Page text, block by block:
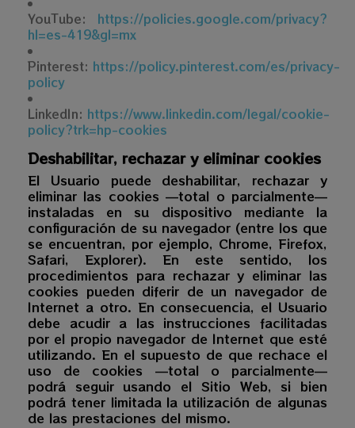
YouTube: https://policies.google.com/privacy?
hl=es-419&gl=mx
Pinterest: https://policy.pinterest.com/es/privacy-
policy
LinkedIn: https://www.linkedin.com/legal/cookie-
policy?trk=hp-cookies
Deshabilitar, rechazar y eliminar cookies
El Usuario puede deshabilitar, rechazar y
eliminar las cookies —total o parcialmente—
instaladas en su dispositivo mediante la
configuración de su navegador (entre los que
se encuentran, por ejemplo, Chrome, Firefox,
Safari, Explorer). En este sentido, los
procedimientos para rechazar y eliminar las
cookies pueden diferir de un navegador de
Internet a otro. En consecuencia, el Usuario
debe acudir a las instrucciones facilitadas
por el propio navegador de Internet que esté
utilizando. En el supuesto de que rechace el
uso de cookies —total o parcialmente—
podrá seguir usando el Sitio Web, si bien
podrá tener limitada la utilización de algunas
de las prestaciones del mismo.